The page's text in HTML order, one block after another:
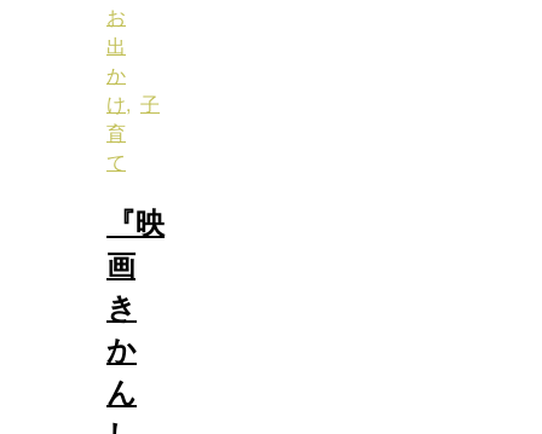
お
出
か
け, 子
育
て
『映
画
き
か
ん